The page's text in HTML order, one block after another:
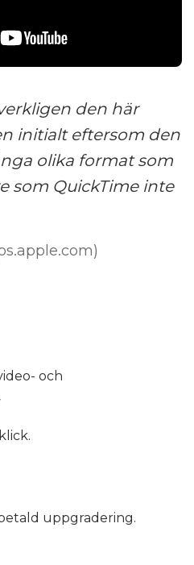
den här
initialt eftersom den
olika format som
som QuickTime inte
och
uppgradering.